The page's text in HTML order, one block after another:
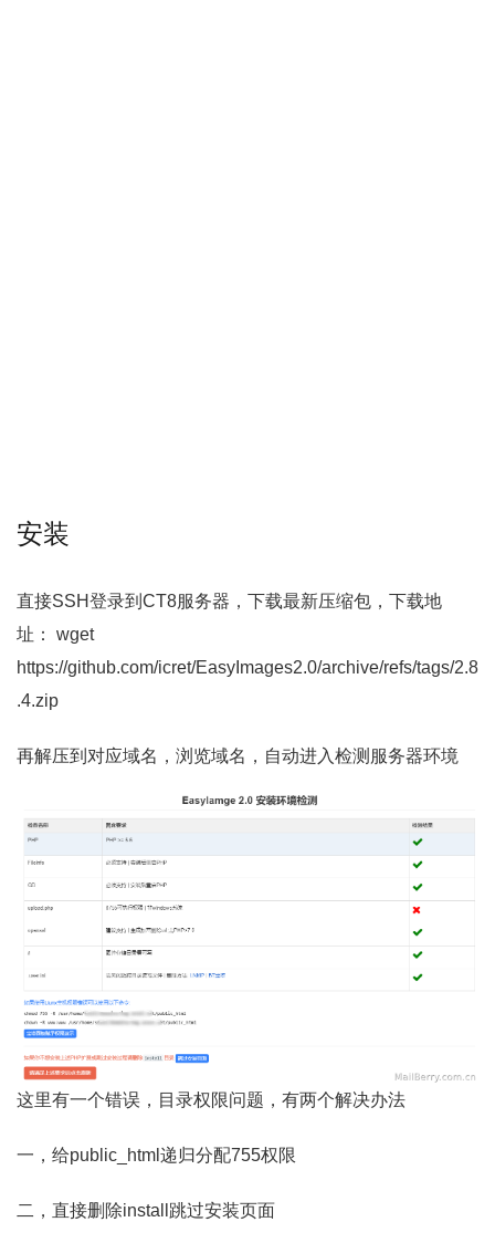
安装
直接SSH登录到CT8服务器，下载最新压缩包，下载地
址： wget
https://github.com/icret/EasyImages2.0/archive/refs/tags/2.8
.4.zip
再解压到对应域名，浏览域名，自动进入检测服务器环境
这里有一个错误，目录权限问题，有两个解决办法
一，给public_html递归分配755权限
二，直接删除install跳过安装页面